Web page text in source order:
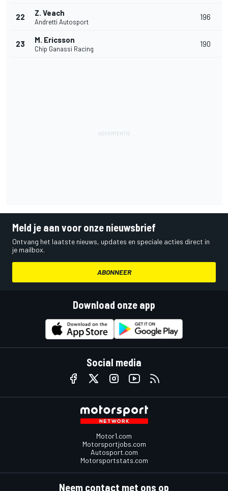
22 Z. Veach
Andretti Autosport
196
23 M. Ericsson
Chip Ganassi Racing
190
Meld je aan voor onze nieuwsbrief
Ontvang het laatste nieuws, updates en speciale acties direct in
je mailbox.
ABONNEER
Download onze app
Social media
Motor1.com
Motorsportjobs.com
Autosport.com
Motorsportstats.com
Neem contact met ons op